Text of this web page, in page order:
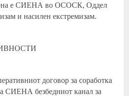
е СИЕНА во ОСОСК, Оддел
и насилен екстремизам.
договор за соработка
СИЕНА безбедниот канал за